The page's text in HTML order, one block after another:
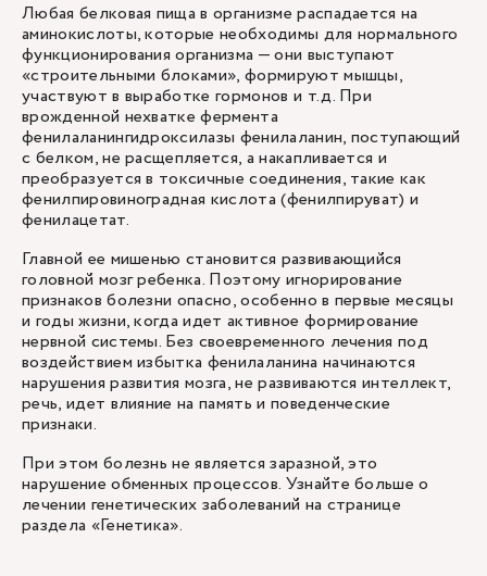
Любая белковая пища в организме распадается на
аминокислоты, которые необходимы для нормального
функционирования организма — они выступают
«строительными блоками», формируют мышцы,
участвуют в выработке гормонов и т.д. При
врожденной нехватке фермента
фенилаланингидроксилазы фенилаланин, поступающий
с белком, не расщепляется, а накапливается и
преобразуется в токсичные соединения, такие как
фенилпировиноградная кислота (фенилпируват) и
фенилацетат.
Главной ее мишенью становится развивающийся
головной мозг ребенка. Поэтому игнорирование
признаков болезни опасно, особенно в первые месяцы
и годы жизни, когда идет активное формирование
нервной системы. Без своевременного лечения под
воздействием избытка фенилаланина начинаются
нарушения развития мозга, не развиваются интеллект,
речь, идет влияние на память и поведенческие
признаки.
При этом болезнь не является заразной, это
нарушение обменных процессов. Узнайте больше о
лечении генетических заболеваний на странице
раздела «Генетика».